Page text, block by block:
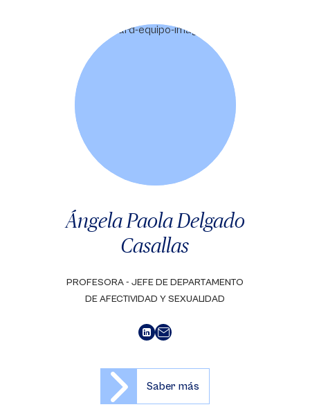
Ángela Paola Delgado
Casallas
PROFESORA - JEFE DE DEPARTAMENTO
DE AFECTIVIDAD Y SEXUALIDAD
Saber más